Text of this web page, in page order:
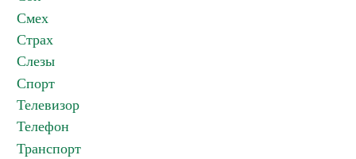
Смех
Страх
Слезы
Спорт
Телевизор
Телефон
Транспорт